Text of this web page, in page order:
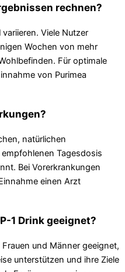
rechnen?
Viele Nutzer
Wochen von mehr
Für optimale
von Purimea
natürlichen
Tagesdosis
Bei Vorerkrankungen
einen Arzt
1 Drink geeignet?
und Männer geeignet,
unterstützen und ihre Ziele